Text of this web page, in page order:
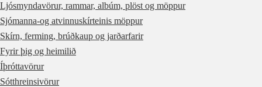
Ljósmyndavörur, rammar, albúm, plöst og möppur
Sjómanna-og atvinnuskírteinis möppur
Skírn, ferming, brúðkaup og jarðarfarir
Fyrir þig og heimilið
Íþróttavörur
Sótthreinsivörur